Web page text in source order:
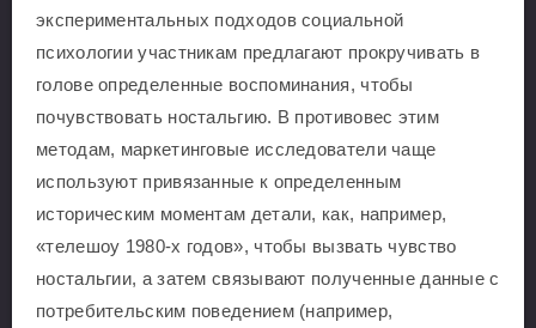
экспериментальных подходов социальной
психологии участникам предлагают прокручивать в
голове определенные воспоминания, чтобы
почувствовать ностальгию. В противовес этим
методам, маркетинговые исследователи чаще
используют привязанные к определенным
историческим моментам детали, как, например,
«телешоу 1980-х годов», чтобы вызвать чувство
ностальгии, а затем связывают полученные данные с
потребительским поведением (например,